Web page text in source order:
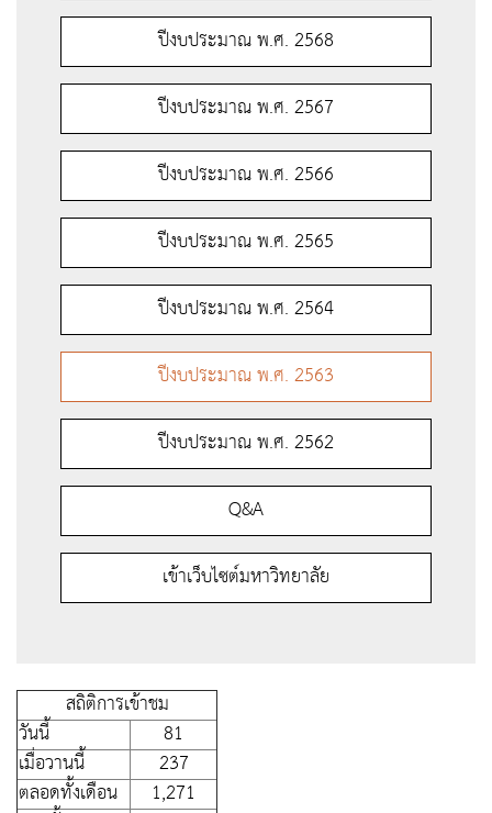
ปีงบประมาณ พ.ศ. 2568
ปีงบประมาณ พ.ศ. 2567
ปีงบประมาณ พ.ศ. 2566
ปีงบประมาณ พ.ศ. 2565
ปีงบประมาณ พ.ศ. 2564
ปีงบประมาณ พ.ศ. 2563
ปีงบประมาณ พ.ศ. 2562
Q&A
เข้าเว็บไซต์มหาวิทยาลัย
สถิติการเข้าชม
วันนี้
81
เมื่อวานนี้
237
ตลอดทั้งเดือน
1,271